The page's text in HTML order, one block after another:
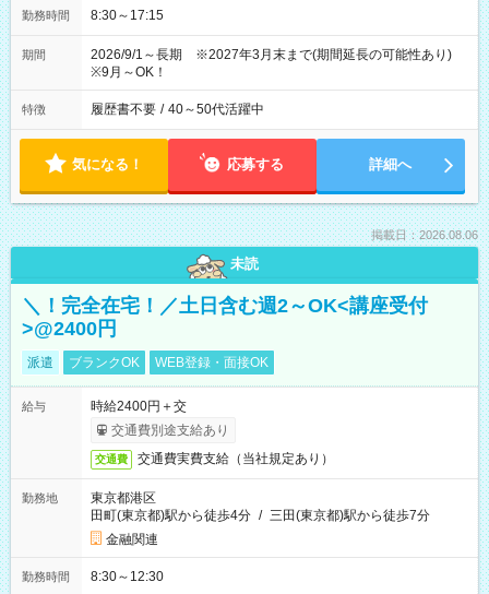
勤務時間 8:30～17:15
期間
2026/9/1～長期 ※2027年3月末まで(期間延長の可能性あり)
※9月～OK！
特徴 履歴書不要 / 40～50代活躍中
気になる！ 応募する 詳細へ
掲載日：2026.08.06
未読
＼！完全在宅！／土日含む週2～OK<講座受付
>@2400円
派遣 ブランクOK WEB登録・面接OK
給与
時給2400円＋交
交通費別途支給あり
交通費 交通費実費支給（当社規定あり）
勤務地
東京都港区
田町(東京都)駅から徒歩4分 / 三田(東京都)駅から徒歩7分
金融関連
勤務時間 8:30～12:30